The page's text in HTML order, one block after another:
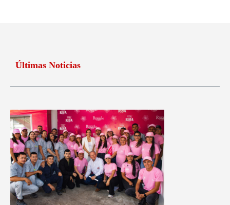
Últimas Noticias